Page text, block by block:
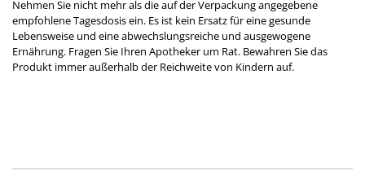
Nehmen Sie nicht mehr als die auf der Verpackung angegebene
empfohlene Tagesdosis ein. Es ist kein Ersatz für eine gesunde
Lebensweise und eine abwechslungsreiche und ausgewogene
Ernährung. Fragen Sie Ihren Apotheker um Rat. Bewahren Sie das
Produkt immer außerhalb der Reichweite von Kindern auf.